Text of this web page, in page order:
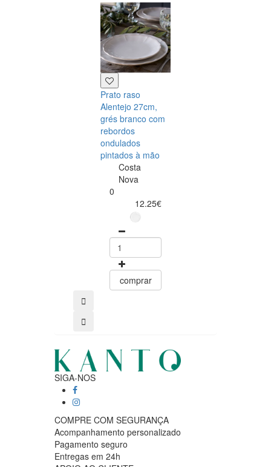
Prato raso
Alentejo 27cm,
grés branco com
rebordos
ondulados
pintados à mão
Costa
Nova
0
12.25€
comprar
SIGA-NOS
COMPRE COM SEGURANÇA
Acompanhamento personalizado
Pagamento seguro
Entregas em 24h